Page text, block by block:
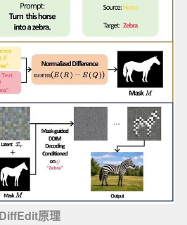
DiffEdit原理